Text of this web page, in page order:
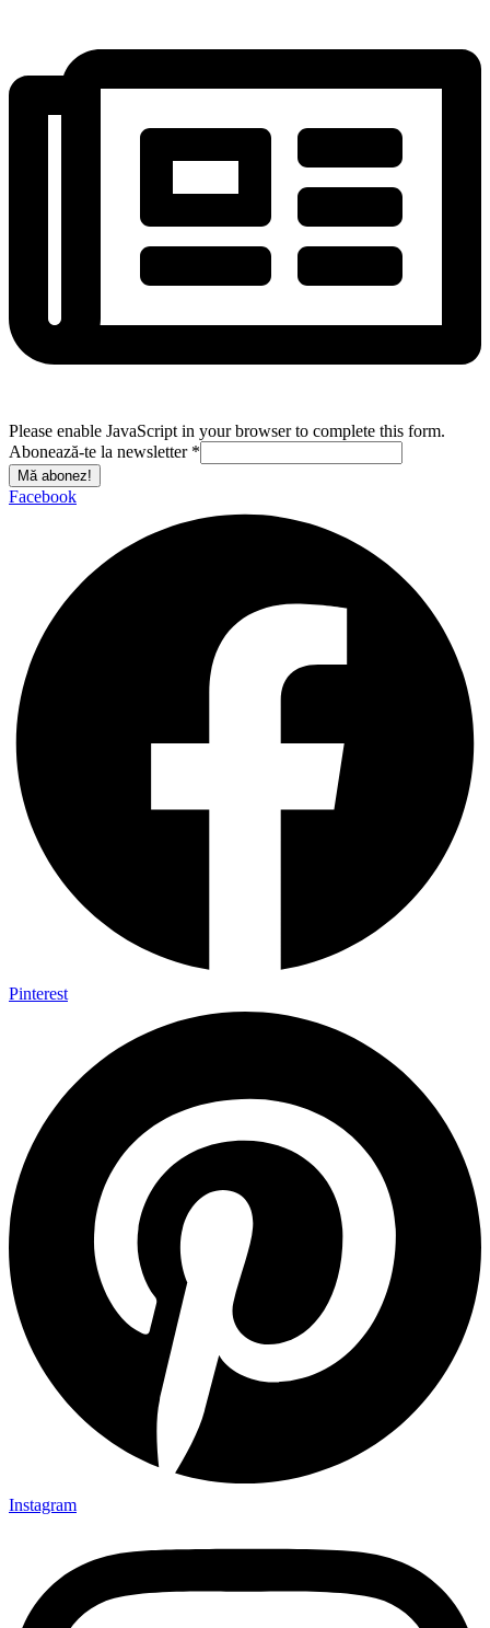
Please enable JavaScript in your browser to complete this form.
Abonează-te la newsletter *
Mă abonez!
Facebook
Pinterest
Instagram